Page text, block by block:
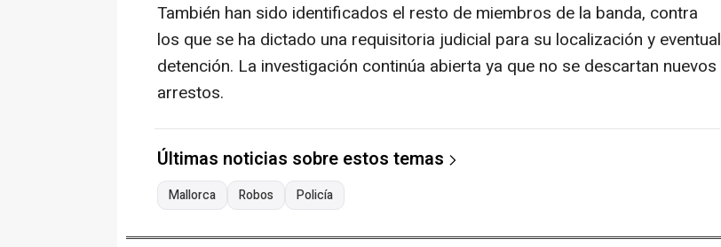
También han sido identificados el resto de miembros de la banda, contra
los que se ha dictado una requisitoria judicial para su localización y eventual
detención. La investigación continúa abierta ya que no se descartan nuevos
arrestos.
Últimas noticias sobre estos temas
Mallorca Robos Policía